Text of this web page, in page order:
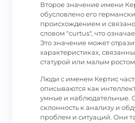
Второе значение имени
обусловлено его
происхождением и
словом "curtus", что
Это значение может
характеристиках,
статурой или малым
Люди с именем Кертис
описываются как
умные и наблюдательные.
склонность к анализу и
проблем и ситуаций. Они